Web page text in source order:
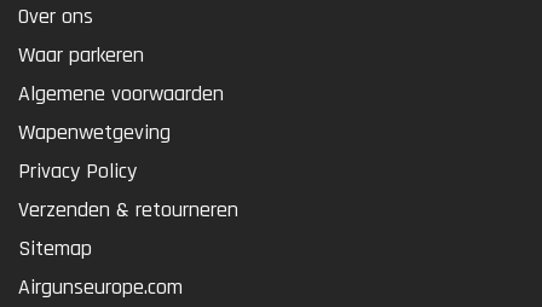
Over ons
Waar parkeren
Algemene voorwaarden
Wapenwetgeving
Privacy Policy
Verzenden & retourneren
Sitemap
Airgunseurope.com